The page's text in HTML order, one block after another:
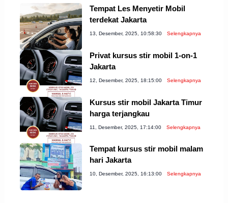
Tempat Les Menyetir Mobil
terdekat Jakarta
13, Desember, 2025, 10:58:30 Selengkapnya
Privat kursus stir mobil 1-on-1
Jakarta
12, Desember, 2025, 18:15:00 Selengkapnya
Kursus stir mobil Jakarta Timur
harga terjangkau
11, Desember, 2025, 17:14:00 Selengkapnya
Tempat kursus stir mobil malam
hari Jakarta
10, Desember, 2025, 16:13:00 Selengkapnya